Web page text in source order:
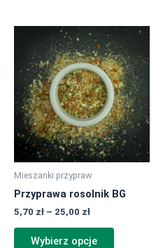
Mieszanki przypraw
Przyprawa rosolnik BG
5,70 zł – 25,00 zł
Zakres
cen:
od
5,70 zł
do
25,00 zł
Wybierz opcje
Ten
produkt
ma
wiele
wariantów.
Opcje
można
wybrać